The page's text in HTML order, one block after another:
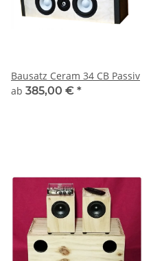
Bausatz Ceram 34 CB Passiv
ab 385,00 € *